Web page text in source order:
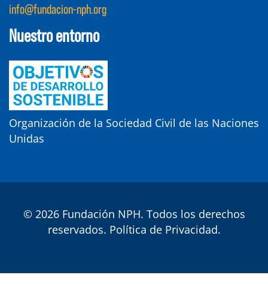
info@fundacion-nph.org
Nuestro entorno
Organización de la Sociedad Civil de las Naciones
Unidas
© 2026 Fundación NPH. Todos los derechos
reservados. Política de Privacidad.